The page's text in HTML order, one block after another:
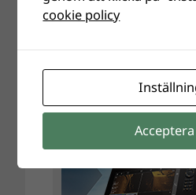
cookie policy